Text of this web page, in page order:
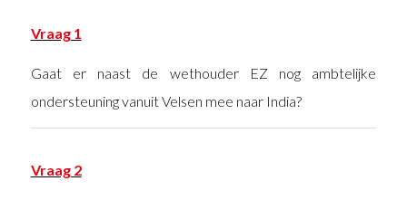
Vraag 1
Gaat er naast de wethouder EZ nog ambtelijke
ondersteuning vanuit Velsen mee naar India?
Vraag 2